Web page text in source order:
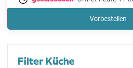
Vorbestellen
Filter Küche